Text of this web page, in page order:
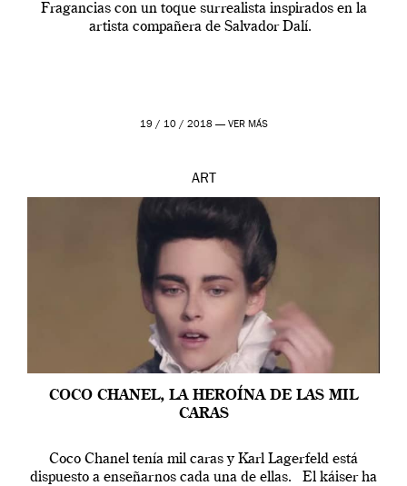
Fragancias con un toque surrealista inspirados en la
artista compañera de Salvador Dalí.
19 / 10 / 2018 — VER MÁS
ART
COCO CHANEL, LA HEROÍNA DE LAS MIL
CARAS
Coco Chanel tenía mil caras y Karl Lagerfeld está
dispuesto a enseñarnos cada una de ellas. El káiser ha